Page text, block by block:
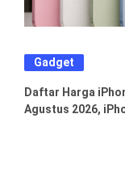
Gadget
Daftar Harga
Agustus 2026,